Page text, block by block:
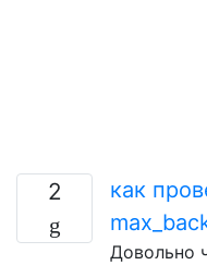
2
как
Довольно